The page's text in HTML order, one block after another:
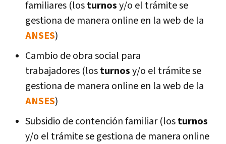
familiares (losturnosy/o el trámite se
gestiona de manera online en la web de la
ANSES)
Cambio de obra social para
trabajadores (losturnosy/o el trámite se
gestiona de manera online en la web de la
ANSES)
Subsidio de contención familiar (losturnos
y/o el trámite se gestiona de manera online